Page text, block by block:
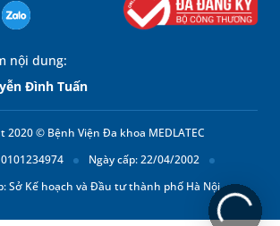
nội dung:
Đình Tuấn
2020 © Bệnh Viện Đa khoa MEDLATEC
Ngày cấp: 22/04/2002
Sở Kế hoạch và Đầu tư thành phố Hà Nội